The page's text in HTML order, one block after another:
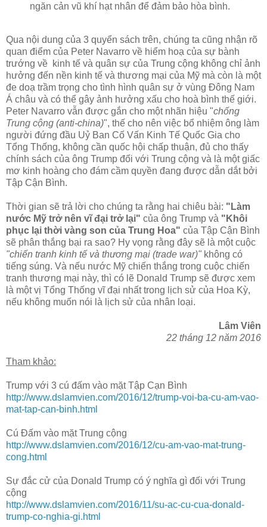
ngăn cản vũ khí hạt nhân để đảm bảo hòa bình.
Qua nội dung của 3 quyển sách trên, chúng ta cũng nhận rõ
quan điểm của Peter Navarro về hiểm hoạ của sự bành
trướng về kinh tế và quân sự của Trung cộng không chỉ ảnh
hưởng đến nền kinh tế và thương mại của Mỹ mà còn là một
đe doạ trầm trọng cho tình hình quân sự ở vùng Đông Nam
Á châu và có thể gây ảnh hưởng xấu cho hoà bình thế giới.
Peter Navarro vẫn được gắn cho một nhãn hiệu "chống
Trung cộng (anti-china)", thế cho nên việc bổ nhiệm ông làm
người đứng đầu Uỷ Ban Cố Vấn Kinh Tế Quốc Gia cho
Tổng Thống, không cần quốc hội chấp thuận, đủ cho thấy
chính sách của ông Trump đối với Trung cộng và là một giấc
mơ kinh hoàng cho đám cầm quyền đang được dẫn dắt bởi
Tập Cận Bình.
Thời gian sẽ trả lời cho chúng ta rằng hai chiêu bài: "Làm
nước Mỹ trở nên vĩ đại trở lại" của ông Trump và "Khôi
phục lại thời vàng son của Trung Hoa" của Tập Cận Bình
sẽ phân thắng bại ra sao? Hy vọng rằng đây sẽ là một cuộc
"chiến tranh kinh tế và thương mại (trade war)" không có
tiếng súng. Và nếu nước Mỹ chiến thắng trong cuộc chiến
tranh thương mại này, thì có lẽ Donald Trump sẽ được xem
là một vị Tổng Thống vĩ đại nhất trong lịch sử của Hoa Kỳ,
nếu không muốn nói là lịch sử của nhân loại.
Lâm Viên
22 tháng 12 năm 2016
Tham khảo:
Trump với 3 cú đấm vào mặt Tập Cạn Bình
http://www.dslamvien.com/2016/12/trump-voi-ba-cu-am-vao-
mat-tap-can-binh.html
Cú Đấm vào mặt Trung cộng
http://www.dslamvien.com/2016/12/cu-am-vao-mat-trung-
cong.html
Sự đắc cử của Donald Trump có ý nghĩa gì đối với Trung
cộng
http://www.dslamvien.com/2016/11/su-ac-cu-cua-donald-
trump-co-nghia-gi.html